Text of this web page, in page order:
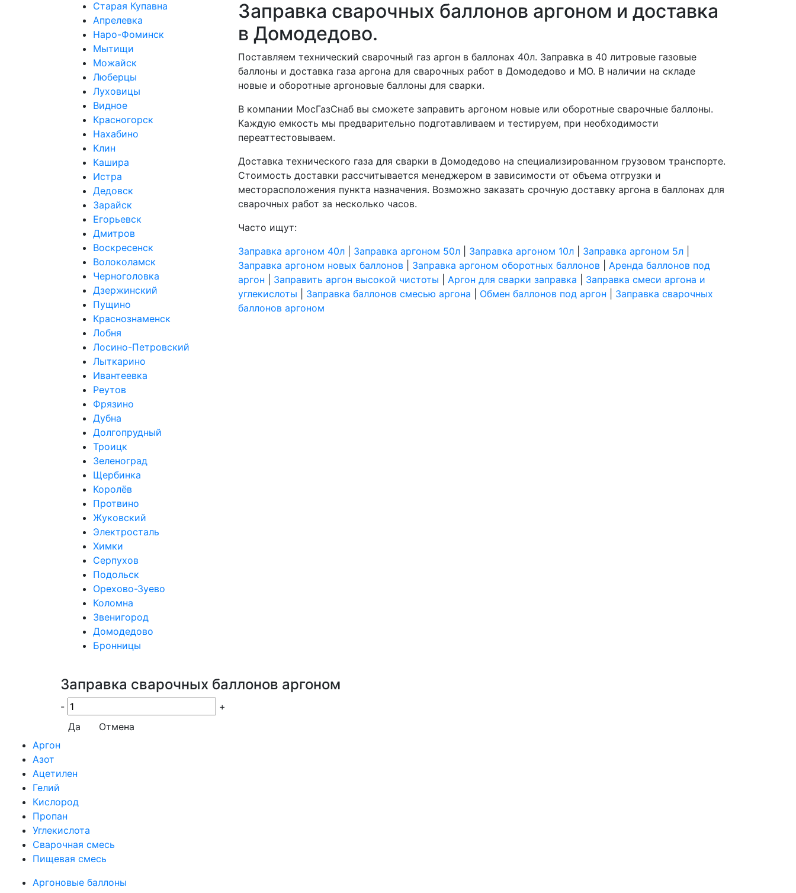
Старая Купавна
Апрелевка
Наро-Фоминск
Мытищи
Можайск
Люберцы
Луховицы
Видное
Красногорск
Нахабино
Клин
Кашира
Истра
Дедовск
Зарайск
Егорьевск
Дмитров
Воскресенск
Волоколамск
Черноголовка
Дзержинский
Пущино
Краснознаменск
Лобня
Лосино-Петровский
Лыткарино
Ивантеевка
Реутов
Фрязино
Дубна
Долгопрудный
Троицк
Зеленоград
Щербинка
Королёв
Протвино
Жуковский
Электросталь
Химки
Серпухов
Подольск
Орехово-Зуево
Коломна
Звенигород
Домодедово
Бронницы
Заправка сварочных баллонов аргоном и доставка
в Домодедово.
Поставляем технический сварочный газ аргон в баллонах 40л. Заправка в 40 литровые газовые
баллоны и доставка газа аргона для сварочных работ в Домодедово и МО. В наличии на складе
новые и оборотные аргоновые баллоны для сварки.
В компании МосГазСнаб вы сможете заправить аргоном новые или оборотные сварочные баллоны.
Каждую емкость мы предварительно подготавливаем и тестируем, при необходимости
переаттестовываем.
Доставка технического газа для сварки в Домодедово на специализированном грузовом транспорте.
Стоимость доставки рассчитывается менеджером в зависимости от объема отгрузки и
месторасположения пункта назначения. Возможно заказать срочную доставку аргона в баллонах для
сварочных работ за несколько часов.
Часто ищут:
Заправка аргоном 40л
Заправка аргоном 50л Заправка аргоном 10л Заправка аргоном 5л
Заправка аргоном новых баллонов
Заправка аргоном оборотных баллонов
Аренда баллонов под
аргон
Заправить аргон высокой чистоты Аргон для сварки заправка
Заправка смеси аргона и
углекислоты
Заправка баллонов смесью аргона Обмен баллонов под аргон
Заправка сварочных
баллонов аргоном
Заправка сварочных баллонов аргоном
-
+
Да
Отмена
Аргон
Азот
Ацетилен
Гелий
Кислород
Пропан
Углекислота
Сварочная смесь
Пищевая смесь
Аргоновые баллоны